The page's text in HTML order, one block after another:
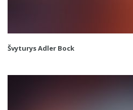
Švyturys Adler Bock